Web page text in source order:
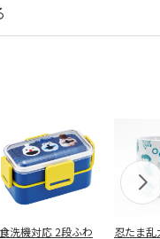
食洗機対応 2段ふわ
忍たま